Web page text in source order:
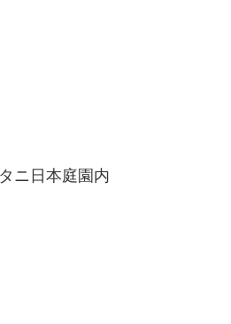
ニ日本庭園内